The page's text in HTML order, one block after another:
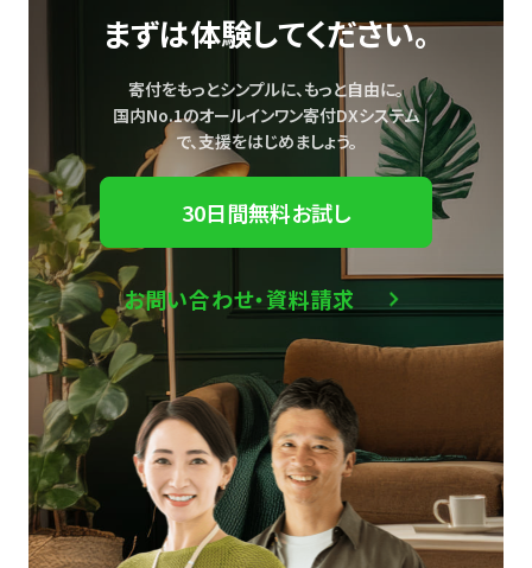
まずは体験してください。
寄付をもっとシンプルに、もっと自由に。
国内No.1のオールインワン寄付DXシステム
で、支援をはじめましょう。
30日間無料お試し
お問い合わせ・資料請求